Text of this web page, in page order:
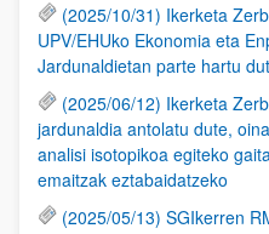
(2025/10/31) Ikerketa
UPV/EHUko Ekonomia eta
Jardunaldietan parte hartu
(2025/06/12) Ikerketa
jardunaldia antolatu dute,
analisi isotopikoa egiteko
emaitzak eztabaidatzeko
(2025/05/13) SGIkerren